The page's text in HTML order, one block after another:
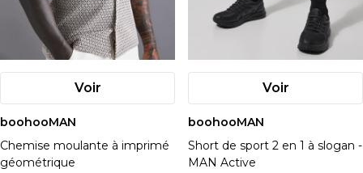
Voir
boohooMAN
Chemise moulante à imprimé
géométrique
Voir
boohooMAN
Short de sport 2 en 1 à slogan -
MAN Active